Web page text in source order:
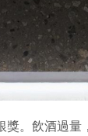
。飲酒過量